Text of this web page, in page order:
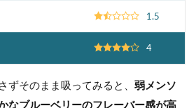
1.5
4
ずそのまま吸ってみると、 弱メンソ
なブルーベリーのフレーバー感が高